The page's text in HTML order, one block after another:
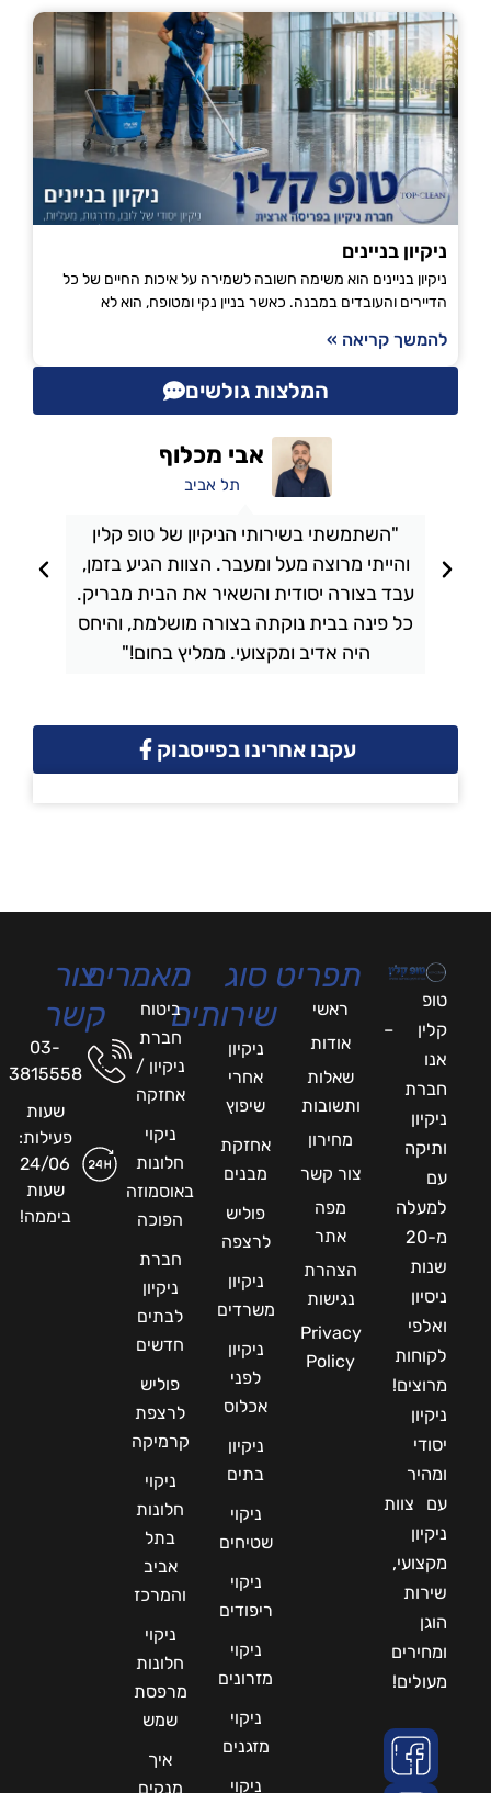
ניקיון בניינים
ניקיון בניינים הוא משימה חשובה לשמירה על איכות החיים של כל
הדיירים והעובדים במבנה. כאשר בניין נקי ומטופח, הוא לא
להמשך קריאה »
המלצות גולשים
"השתמשתי בשירותי הניקיון של טופ קלין
והייתי מרוצה מעל ומעבר. הצוות הגיע בזמן,
עבד בצורה יסודית והשאיר את הבית מבריק.
כל פינה בבית נוקתה בצורה מושלמת, והיחס
היה אדיב ומקצועי. ממליץ בחום!"
אבי מכלוף
תל אביב
עקבו אחרינו בפייסבוק
טופ
קלין –
אנו
חברת
ניקיון
ותיקה
עם
למעלה
מ-20
שנות
ניסיון
ואלפי
לקוחות
מרוצים!
ניקיון
יסודי
ומהיר
עם צוות
ניקיון
מקצועי,
שירות
הוגן
ומחירים
מעולים!
תפריט
ראשי
אודות
שאלות
ותשובות
מחירון
צור קשר
מפה
אתר
הצהרת
נגישות
Privacy
Policy
סוג
שירותים
ניקיון
אחרי
שיפוץ
אחזקת
מבנים
פוליש
לרצפה
ניקיון
משרדים
ניקיון
לפני
אכלוס
ניקיון
בתים
ניקוי
שטיחים
ניקוי
ריפודים
ניקוי
מזרונים
ניקוי
מזגנים
ניקוי
מאמרים
ביטוח
חברת
ניקיון /
אחזקה
ניקוי
חלונות
באוסמוזה
הפוכה
חברת
ניקיון
לבתים
חדשים
פוליש
לרצפת
קרמיקה
ניקוי
חלונות
בתל
אביב
והמרכז
ניקוי
חלונות
מרפסת
שמש
איך
מנקים
צור
קשר
03-
3815558
שעות
פעילות:
24/06
שעות
ביממה!